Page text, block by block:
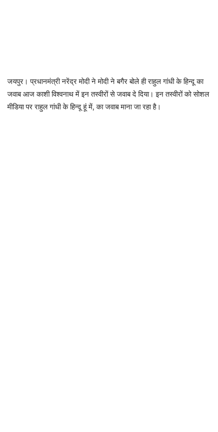
जयपुर। प्रधानमंत्री नरेंद्र मोदी ने मोदी ने बगैर बोले ही राहुल गांधी के हिन्दू का
जवाब आज काशी विश्वनाथ में इन तस्वीरों से जवाब दे दिया। इन तस्वीरों को सोशल
मीडिया पर राहुल गांधी के हिन्दू हूं में, का जवाब माना जा रहा है।